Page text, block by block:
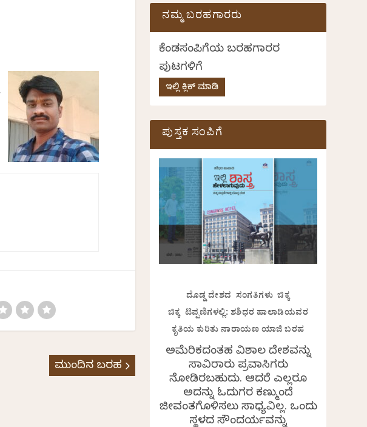
ಮುಂದಿನ ಬರಹ
ನಮ್ಮ ಬರಹಗಾರರು
ಕೆಂಡಸಂಪಿಗೆಯ ಬರಹಗಾರರ
ಪುಟಗಳಿಗೆ
ಇಲ್ಲಿ ಕ್ಲಿಕ್ ಮಾಡಿ
ಪುಸ್ತಕ ಸಂಪಿಗೆ
ದೊಡ್ಡ ದೇಶದ ಸಂಗತಿಗಳು ಚಿಕ್ಕ
ಚಿಕ್ಕ ಟಿಪ್ಪಣಿಗಳಲ್ಲಿ: ಶಶಿಧರ ಹಾಲಾಡಿಯವರ
ಕೃತಿಯ ಕುರಿತು ನಾರಾಯಣ ಯಾಜಿ ಬರಹ
ಅಮೆರಿಕದಂತಹ ವಿಶಾಲ ದೇಶವನ್ನು
ಸಾವಿರಾರು ಪ್ರವಾಸಿಗರು
ನೋಡಿರಬಹುದು. ಆದರೆ ಎಲ್ಲರೂ
ಅದನ್ನು ಓದುಗರ ಕಣ್ಮುಂದೆ
ಜೀವಂತಗೊಳಿಸಲು ಸಾಧ್ಯವಿಲ್ಲ. ಒಂದು
ಸ್ಥಳದ ಸೌಂದರ್ಯವನ್ನು